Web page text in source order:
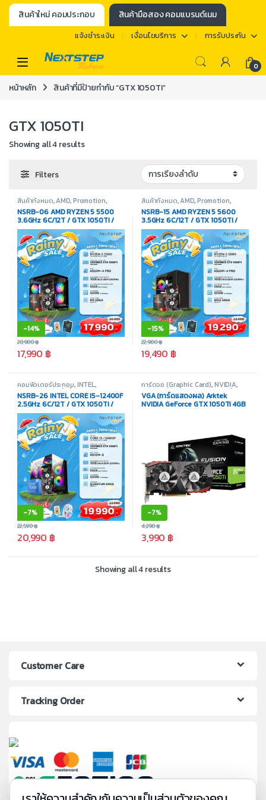
สินค้าใหม่ คอมประกอบ สินค้ามือสอง คอมแบรนด์เนม
แจ้งชำระเงิน เงื่อนไขบริการ การรับประกัน
0
หน้าหลัก สินค้าที่มีป้ายกำกับ “GTX 1050TI”
GTX 1050TI
Showing all 4 results
Filters
สินค้าทั้งหมด,AMD,Promotion,
คอมพิวเตอร์ประกอบ
NSRB-06 AMD RYZEN 5 5500
3.6GHz 6C/12T / GTX 1050TI /
16GB DDR4 3200MHz / M.2
512GB
-14%
17,990 ฿
20,900฿
สินค้าทั้งหมด,AMD,Promotion,
คอมพิวเตอร์ประกอบ
NSRB-15 AMD RYZEN 5 5600
3.5GHz 6C/12T / GTX 1050TI /
16GB DDR4 3200MHz / M.2
512GB
-15%
19,490 ฿
22,900฿
คอมพิวเตอร์ประกอบ,INTEL,
Promotion ,สินค้าทั้งหมด
NSRB-26 INTEL CORE I5-12400F
2.5GHz 6C/12T / GTX 1050TI /
16GB DDR4 3200MHz / M.2
512GB
-7%
20,990 ฿
22,590฿
การ์ดจอ (Graphic Card),NVIDIA,
Nvidia Geforce 10 Series, สินค้า
ทั้งหมด
VGA (การ์ดแสดงผล) Arktek
NVIDIA GeForce GTX 1050Ti 4GB
-7%
3,990 ฿
4,290฿
Showing all 4 results
Customer Care
Tracking Order